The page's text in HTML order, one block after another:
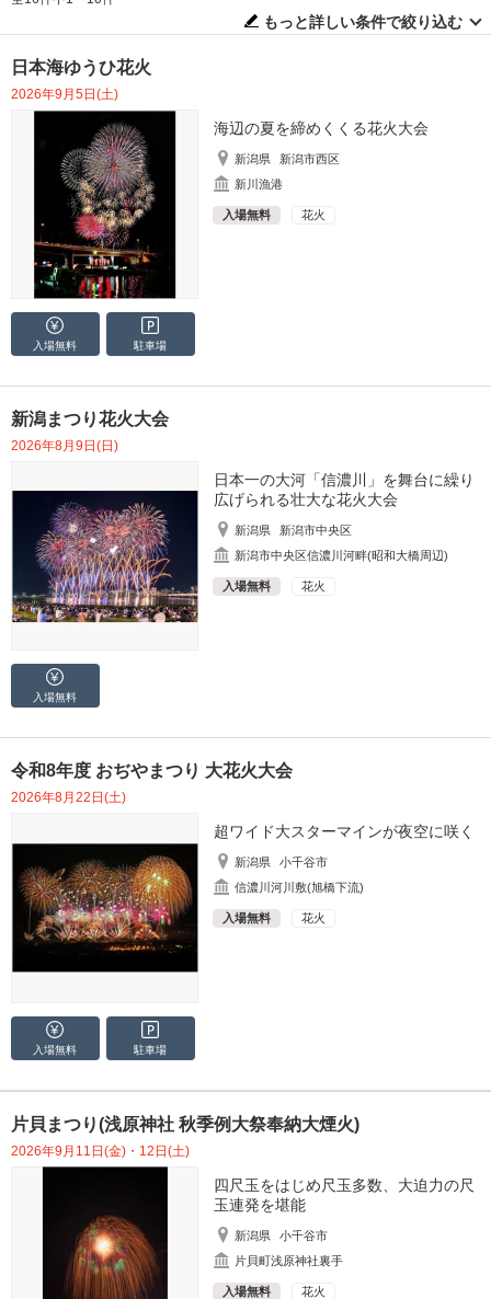
もっと詳しい条件で絞り込む
日本海ゆうひ花火
2026年9月5日(土)
海辺の夏を締めくくる花火大会
新潟県
新潟市西区
新川漁港
入場無料 花火
入場無料 駐車場
新潟まつり花火大会
2026年8月9日(日)
日本一の大河「信濃川」を舞台に繰り
広げられる壮大な花火大会
新潟県
新潟市中央区
新潟市中央区信濃川河畔(昭和大橋周辺)
入場無料 花火
入場無料
令和8年度 おぢやまつり 大花火大会
2026年8月22日(土)
超ワイド大スターマインが夜空に咲く
新潟県
小千谷市
信濃川河川敷(旭橋下流)
入場無料 花火
入場無料 駐車場
片貝まつり(浅原神社 秋季例大祭奉納大煙火)
2026年9月11日(金)・12日(土)
四尺玉をはじめ尺玉多数、大迫力の尺
玉連発を堪能
新潟県
小千谷市
片貝町浅原神社裏手
入場無料 花火